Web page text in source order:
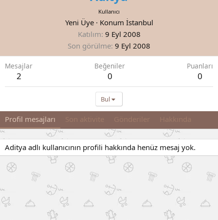
Kullanıcı
Yeni Üye · Konum İstanbul
Katılım 9 Eyl 2008
Son görülme 9 Eyl 2008
Mesajlar
2
Beğeniler
0
Puanları
0
Bul
Profil mesajları Son aktivite Gönderiler Hakkında
Aditya adlı kullanıcının profili hakkında henüz mesaj yok.